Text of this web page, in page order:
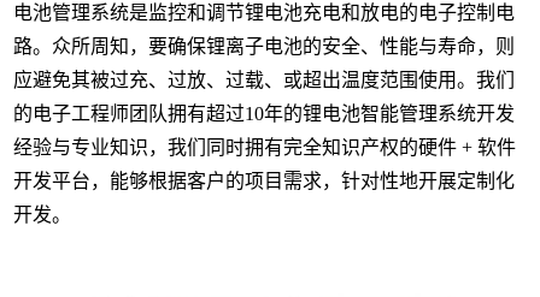
电池管理系统是监控和调节锂电池充电和放电的电子控制电
路。众所周知，要确保锂离子电池的安全、性能与寿命，则
应避免其被过充、过放、过载、或超出温度范围使用。我们
的电子工程师团队拥有超过10年的锂电池智能管理系统开发
经验与专业知识，我们同时拥有完全知识产权的硬件 + 软件
开发平台，能够根据客户的项目需求，针对性地开展定制化
开发。